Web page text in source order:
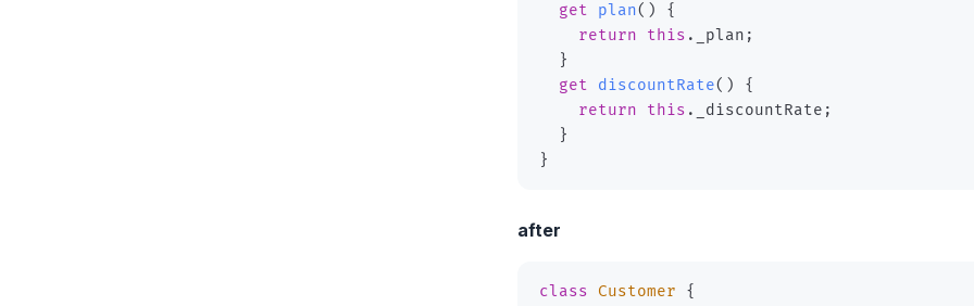
get
plan( )
{
return
this . _plan ;
}
get
discountRate( )
{
return
this . _discountRate ;
}
}
after
class Customer
{